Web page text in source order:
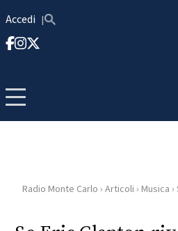
Accedi
HOMERadio Monte Carlo › Articoli › Musica ›